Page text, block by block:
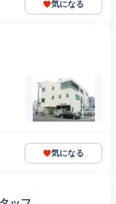
気になる
気になる